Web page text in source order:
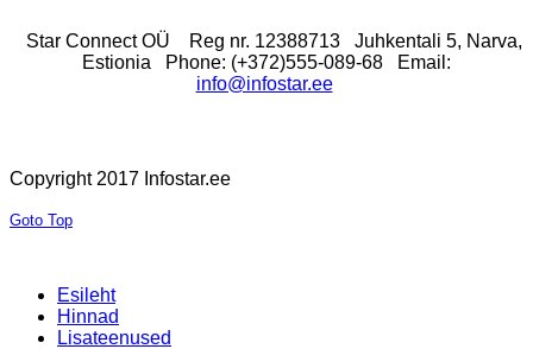
Star Connect OÜ Reg nr. 12388713
Juhkentali 5, Narva,
Estionia
Phone: (+372)555-089-68
Email:
info@infostar.ee
Copyright 2017 Infostar.ee
Goto Top
Esileht
Hinnad
Lisateenused